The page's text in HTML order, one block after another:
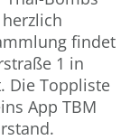
findet
1 in
Die Toppliste
App TBM